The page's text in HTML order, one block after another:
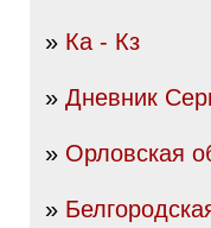
» Ка - Кз
» Дневник
» Орловская
»